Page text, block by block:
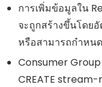
การเพิ่มข้อมูลใน
จะถูกสร้างขึ้นโดย
หรือสามารถกำหนด
Consumer Group
CREATE